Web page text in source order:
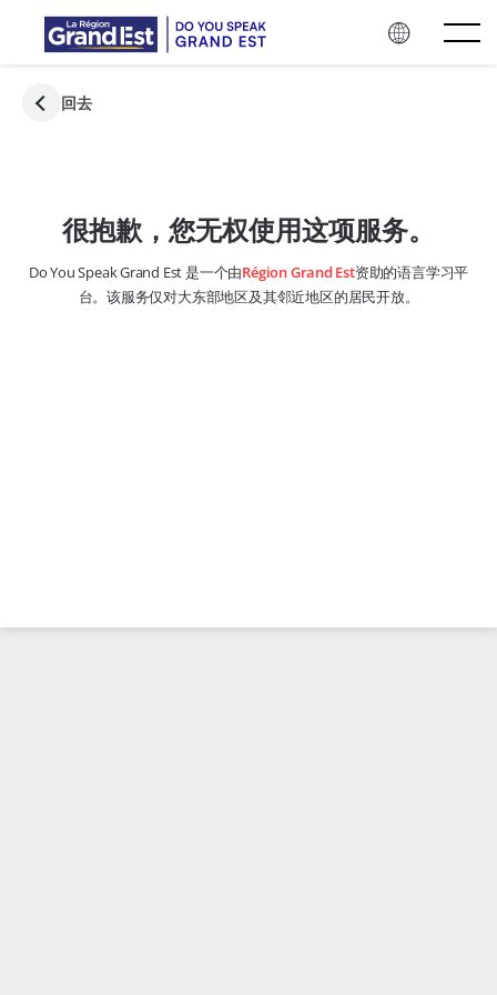
跳至主要内容
回去
很抱歉，您无权使用这项服务。
Do You Speak Grand Est 是一个由Région Grand Est资助的语言学习平
台。该服务仅对大东部地区及其邻近地区的居民开放。